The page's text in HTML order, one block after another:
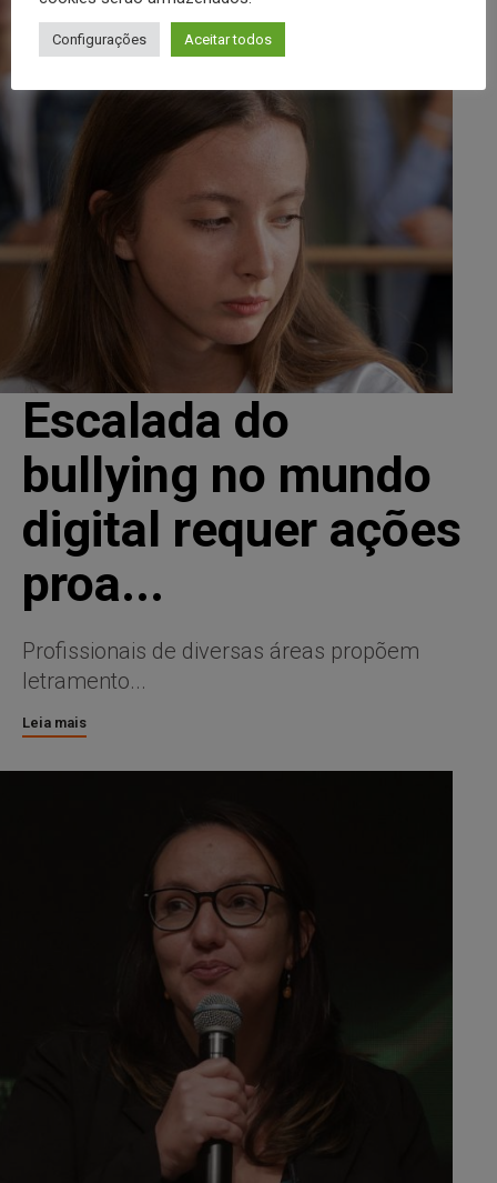
Escalada do
bullying no mundo
digital requer ações
proa...
Profissionais de diversas áreas propõem
letramento...
Leia mais
Configurações Aceitar todos